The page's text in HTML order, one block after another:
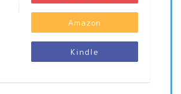
Amazon
Kindle